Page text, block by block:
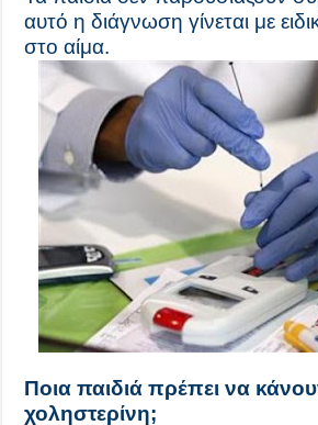
αυτό η διάγνωση γίνεται με
στο αίμα.
Ποια παιδιά πρέπει να
χοληστερίνη;